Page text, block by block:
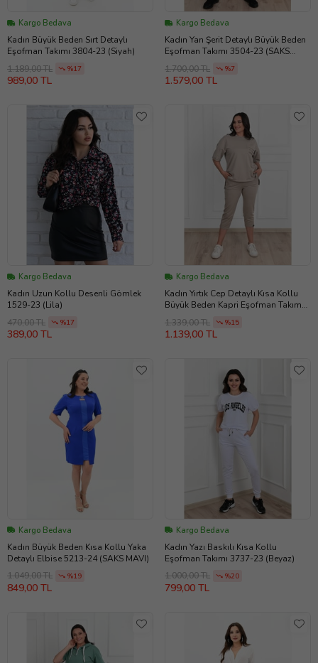
Kargo Bedava
Kadın Büyük Beden Sırt Detaylı
Eşofman Takımı 3804-23 (Siyah)
1.189,00 TL
%17
989,00 TL
Kargo Bedava
Kadın Yan Şerit Detaylı Büyük Beden
Eşofman Takımı 3504-23 (SAKS
MAVI)
1.700,00 TL %7
1.579,00 TL
Kargo Bedava
Kadın Uzun Kollu Desenli Gömlek
1529-23 (Lila)
470,00 TL
%17
389,00 TL
Kargo Bedava
Kadın Yırtık Cep Detaylı Kısa Kollu
Büyük Beden Kapri Eşofman Takım
8010-23 (Bej)
1.339,00 TL %15
1.139,00 TL
Kargo Bedava
Kadın Büyük Beden Kısa Kollu Yaka
Detaylı Elbise 5213-24 (SAKS MAVI)
1.049,00 TL
%19
849,00 TL
Kargo Bedava
Kadın Yazı Baskılı Kısa Kollu
Eşofman Takımı 3737-23 (Beyaz)
1.000,00 TL
%20
799,00 TL